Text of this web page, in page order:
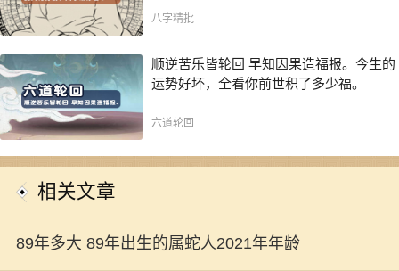
八字精批
顺逆苦乐皆轮回 早知因果造福报。今生的
运势好坏，全看你前世积了多少福。
六道轮回
相关文章
89年多大 89年出生的属蛇人2021年年龄